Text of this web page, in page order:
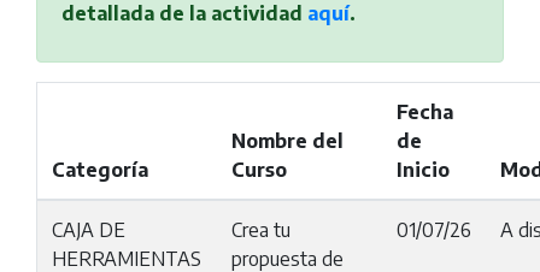
detallada de la actividad aquí.
Categoría
Nombre del
Curso
Fecha
de
Inicio
CAJA DE
HERRAMIENTAS
Crea tu
propuesta de
01/07/26 A